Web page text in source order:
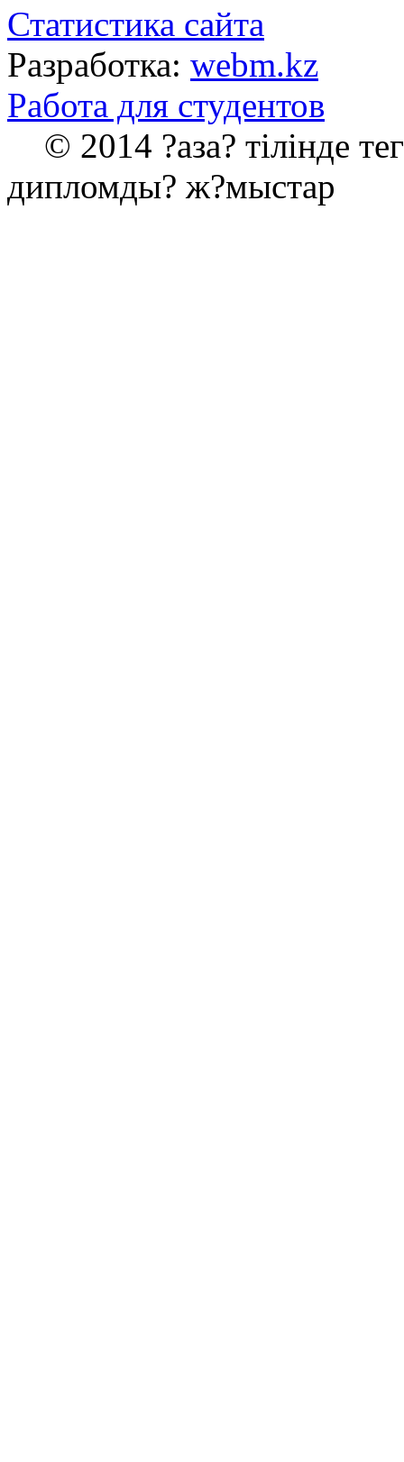
Статистика сайта
Разработка: webm.kz
Работа для студентов
© 2014 ?аза? тілінде
дипломды? ж?мыстар